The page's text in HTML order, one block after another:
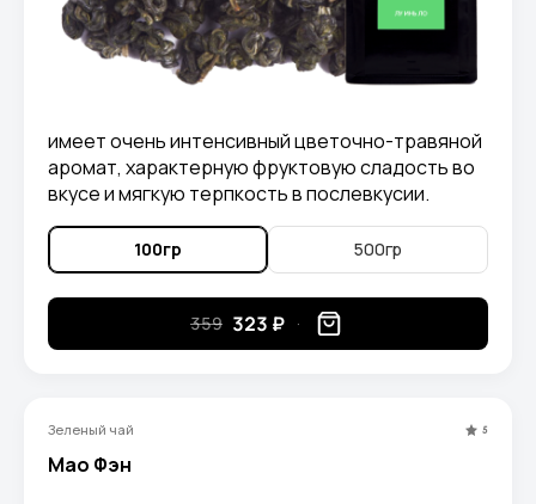
имеет очень интенсивный цветочно-травяной
аромат, характерную фруктовую сладость во
вкусе и мягкую терпкость в послевкусии.
100гр 500гр
359 323 ₽
Зеленый чай 5
Мао Фэн